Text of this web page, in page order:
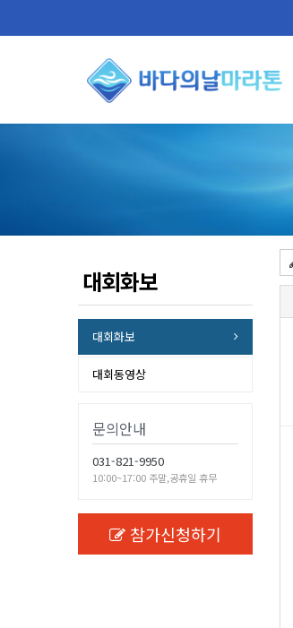
대회화보
대회화보
대회동영상
문의안내
031-821-9950
10:00~17:00 주말,공휴일 휴무
참가신청하기